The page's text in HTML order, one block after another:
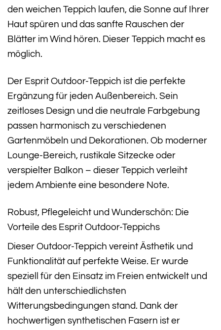
den weichen Teppich laufen, die Sonne auf Ihrer
Haut spüren und das sanfte Rauschen der
Blätter im Wind hören. Dieser Teppich macht es
möglich.
Der Esprit Outdoor-Teppich ist die perfekte
Ergänzung für jeden Außenbereich. Sein
zeitloses Design und die neutrale Farbgebung
passen harmonisch zu verschiedenen
Gartenmöbeln und Dekorationen. Ob moderner
Lounge-Bereich, rustikale Sitzecke oder
verspielter Balkon – dieser Teppich verleiht
jedem Ambiente eine besondere Note.
Robust, Pflegeleicht und Wunderschön: Die
Vorteile des Esprit Outdoor-Teppichs
Dieser Outdoor-Teppich vereint Ästhetik und
Funktionalität auf perfekte Weise. Er wurde
speziell für den Einsatz im Freien entwickelt und
hält den unterschiedlichsten
Witterungsbedingungen stand. Dank der
hochwertigen synthetischen Fasern ist er